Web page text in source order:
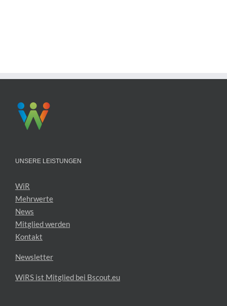
UNSERE LEISTUNGEN
WiR
Mehrwerte
News
Mitglied werden
Kontakt
Newsletter
WiRS ist Mitglied bei Bscout.eu